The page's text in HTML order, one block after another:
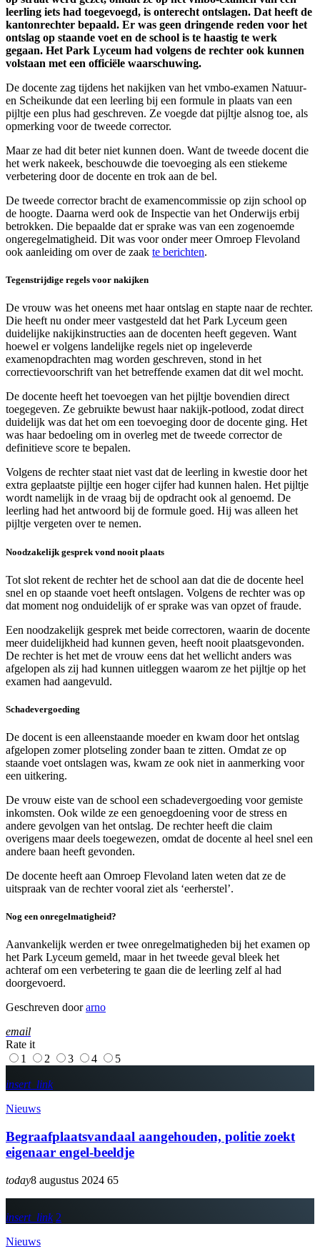
leerling iets had toegevoegd, is onterecht ontslagen. Dat heeft de
kantonrechter bepaald. Er was geen dringende reden voor het
ontslag op staande voet en de school is te haastig te werk
gegaan. Het Park Lyceum had volgens de rechter ook kunnen
volstaan met een officiële waarschuwing.
De docente zag tijdens het nakijken van het vmbo-examen Natuur-
en Scheikunde dat een leerling bij een formule in plaats van een
pijltje een plus had geschreven. Ze voegde dat pijltje alsnog toe, als
opmerking voor de tweede corrector.
Maar ze had dit beter niet kunnen doen. Want de tweede docent die
het werk nakeek, beschouwde die toevoeging als een stiekeme
verbetering door de docente en trok aan de bel.
De tweede corrector bracht de examencommissie op zijn school op
de hoogte. Daarna werd ook de Inspectie van het Onderwijs erbij
betrokken. Die bepaalde dat er sprake was van een zogenoemde
ongeregelmatigheid. Dit was voor onder meer Omroep Flevoland
ook aanleiding om over de zaak te berichten.
Tegenstrijdige regels voor nakijken
De vrouw was het oneens met haar ontslag en stapte naar de rechter.
Die heeft nu onder meer vastgesteld dat het Park Lyceum geen
duidelijke nakijkinstructies aan de docenten heeft gegeven. Want
hoewel er volgens landelijke regels niet op ingeleverde
examenopdrachten mag worden geschreven, stond in het
correctievoorschrift van het betreffende examen dat dit wel mocht.
De docente heeft het toevoegen van het pijltje bovendien direct
toegegeven. Ze gebruikte bewust haar nakijk-potlood, zodat direct
duidelijk was dat het om een toevoeging door de docente ging. Het
was haar bedoeling om in overleg met de tweede corrector de
definitieve score te bepalen.
Volgens de rechter staat niet vast dat de leerling in kwestie door het
extra geplaatste pijltje een hoger cijfer had kunnen halen. Het pijltje
wordt namelijk in de vraag bij de opdracht ook al genoemd. De
leerling had het antwoord bij de formule goed. Hij was alleen het
pijltje vergeten over te nemen.
Noodzakelijk gesprek vond nooit plaats
Tot slot rekent de rechter het de school aan dat die de docente heel
snel en op staande voet heeft ontslagen. Volgens de rechter was op
dat moment nog onduidelijk of er sprake was van opzet of fraude.
Een noodzakelijk gesprek met beide correctoren, waarin de docente
meer duidelijkheid had kunnen geven, heeft nooit plaatsgevonden.
De rechter is het met de vrouw eens dat het wellicht anders was
afgelopen als zij had kunnen uitleggen waarom ze het pijltje op het
examen had aangevuld.
Schadevergoeding
De docent is een alleenstaande moeder en kwam door het ontslag
afgelopen zomer plotseling zonder baan te zitten. Omdat ze op
staande voet ontslagen was, kwam ze ook niet in aanmerking voor
een uitkering.
De vrouw eiste van de school een schadevergoeding voor gemiste
inkomsten. Ook wilde ze een genoegdoening voor de stress en
andere gevolgen van het ontslag. De rechter heeft die claim
overigens maar deels toegewezen, omdat de docente al heel snel een
andere baan heeft gevonden.
De docente heeft aan Omroep Flevoland laten weten dat ze de
uitspraak van de rechter vooral ziet als ‘eerherstel’.
Nog een onregelmatigheid?
Aanvankelijk werden er twee onregelmatigheden bij het examen op
het Park Lyceum gemeld, maar in het tweede geval bleek het
achteraf om een verbetering te gaan die de leerling zelf al had
doorgevoerd.
Geschreven doorarno
email
Rate it
1
2 3 4 5
insert_link
Nieuws
Begraafplaatsvandaal aangehouden, politie zoekt
eigenaar engel-beeldje
today8 augustus 2024 65
insert_link 2
Nieuws